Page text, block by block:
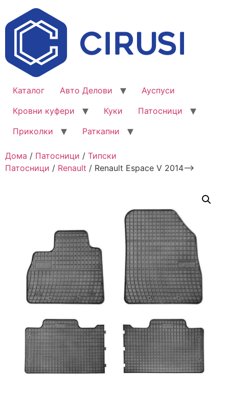
Каталог Авто Делови
Ауспуси
Кровни куфери
Куки
Патосници
Приколки
Раткапни
Дома / Патосници / Типски
Патосници / Renault / Renault Espace V 2014–>